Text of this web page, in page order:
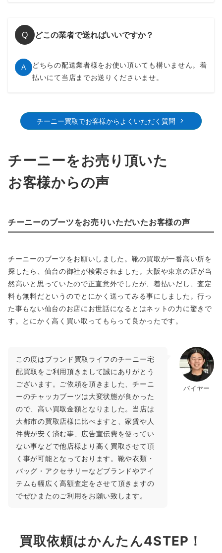
Q どこの業者で送ればいいですか？
A
どちらの配送業者様をお使い頂いても構いません。着
払いにて当店までお送りくださいませ。
チーニー買取でお客様からよくいただく質問
チーニーをお売り頂いた
お客様からの声
チーニーのブーツをお売りいただいたお客様の声
チーニーのブーツをお願いしました。靴の買取が一番高い所を
探したら、仙台の御社が検索されました。大阪や東京の店が当
然高いと思っていたので正直意外でしたが、着払いだし、査定
料も無料だというのでとにかく送ってみる事にしました。行っ
た事もない仙台のお店にお世話になるとはネットの力に驚きで
す。とにかく高く買い取ってもらって良かったです。
バイヤー
この度はブランド買取ライフのチーニー宅
配買取をご利用頂きまして誠にありがとう
ございます。ご依頼を頂きました、チーニ
ーのチャッカブーツは大変状態が良かった
ので、高い買取金額となりました。当店は
大都市の買取店様に比べますと、家賃や人
件費が安く済む事、広告宣伝費を使ってい
ない事などで他店様より高く買取させて頂
く事が可能となっております。靴や衣類・
バッグ・アクセサリーなどブランドやアイ
テムも幅広く高額査定をさせて頂きますの
でぜひまたのご利用をお願い致します。
買取依頼はかんたん4STEP！